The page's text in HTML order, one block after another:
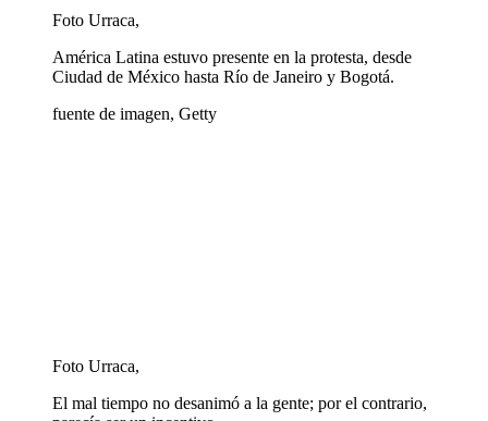
Foto Urraca,
América Latina estuvo presente en la protesta, desde
Ciudad de México hasta Río de Janeiro y Bogotá.
fuente de imagen, Getty
Foto Urraca,
El mal tiempo no desanimó a la gente; por el contrario,